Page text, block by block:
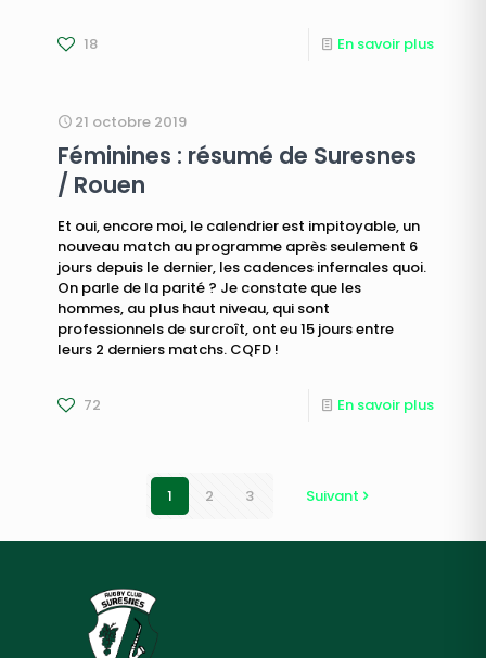
18 En savoir plus
21 octobre 2019
Féminines : résumé de Suresnes
/ Rouen
Et oui, encore moi, le calendrier est impitoyable, un
nouveau match au programme après seulement 6
jours depuis le dernier, les cadences infernales quoi.
On parle de la parité ? Je constate que les
hommes, au plus haut niveau, qui sont
professionnels de surcroît, ont eu 15 jours entre
leurs 2 derniers matchs. CQFD !
72 En savoir plus
1 2 3 Suivant